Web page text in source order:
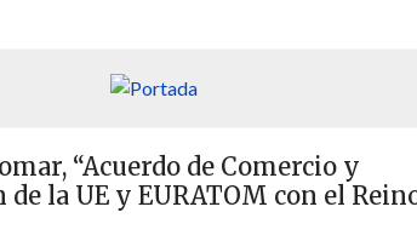
“Acuerdo de Comercio y
de la UE y EURATOM con el